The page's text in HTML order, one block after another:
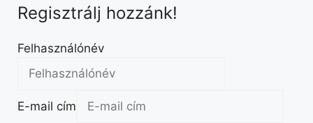
Regisztrálj hozzánk!
Felhasználónév
E-mail cím